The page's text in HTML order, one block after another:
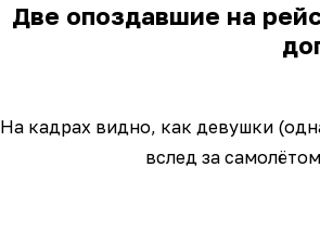
Две опоздавшие на
На кадрах видно, как девушки
вслед за